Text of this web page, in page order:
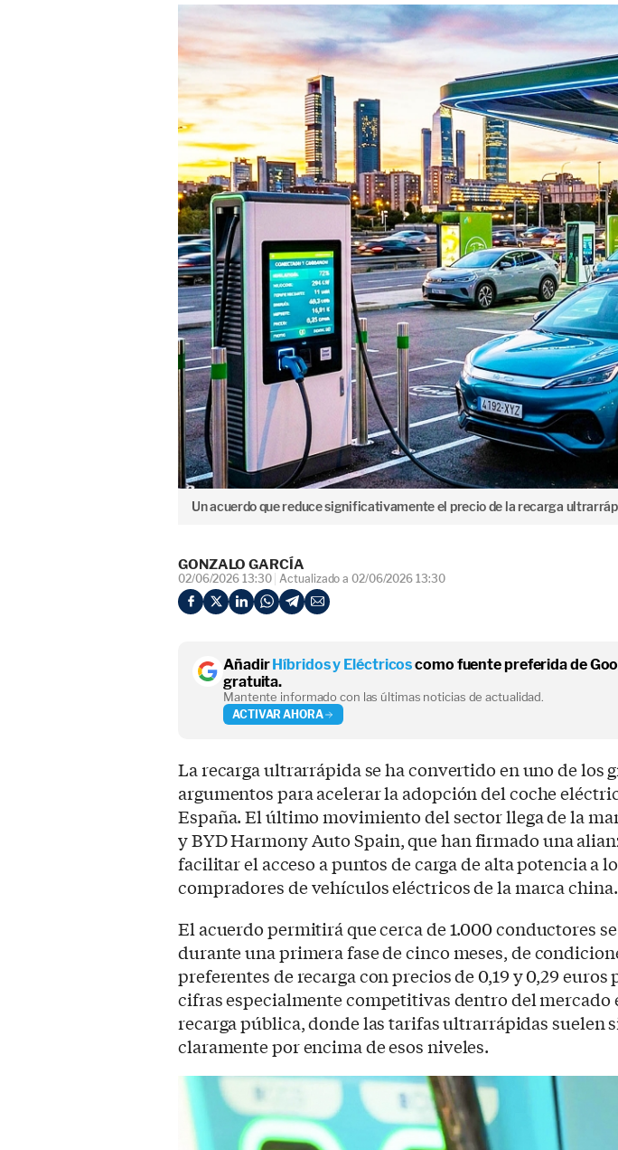
Un acuerdo que reduce significativamente el precio de la recarga
GONZALO GARCÍA
02/06/2026 13:30 Actualizado a 02/06/2026 13:30
Añadir Híbridos y Eléctricoscomo fuente preferida de
gratuita.
Mantente informado con las últimas noticias de actualidad.
ACTIVAR AHORA
La recarga ultrarrápida se ha convertido en uno de los
argumentos para acelerar la adopción del coche
España. El último movimiento del sector llega de la
y BYD Harmony Auto Spain, que han firmado una
facilitar el acceso a puntos de carga de alta potencia a
compradores de vehículos eléctricos de la marca china.
El acuerdo permitirá que cerca de 1.000 conductores
durante una primera fase de cinco meses, de
preferentes de recarga con precios de 0,19 y 0,29 euros
cifras especialmente competitivas dentro del mercado
recarga pública, donde las tarifas ultrarrápidas suelen
claramente por encima de esos niveles.